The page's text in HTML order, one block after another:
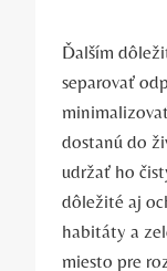
Ďalším
separovať
dostanú do
udržať ho
dôležité aj
habitáty a
miesto pre